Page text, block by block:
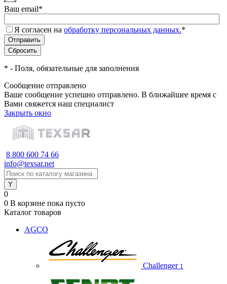
Ваш email*
Я согласен на обработку персональных данных.*
* - Поля, обязательные для заполнения
Сообщение отправлено
Ваше сообщение успешно отправлено. В ближайшее время с
Вами свяжется наш специалист
Закрыть окно
8 800 600 74 66
info@texsar.net
0
0 В корзине пока пусто
Каталог товаров
AGCO
Challenger 1